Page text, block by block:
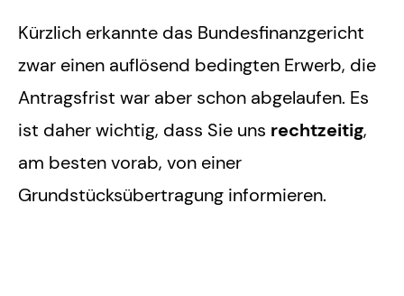
Kürzlich erkannte das Bundesfinanzgericht
zwar einen auflösend bedingten Erwerb, die
Antragsfrist war aber schon abgelaufen. Es
ist daher wichtig, dass Sie uns rechtzeitig,
am besten vorab, von einer
Grundstücksübertragung informieren.